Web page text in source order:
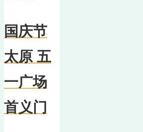
国庆节
太原 五
一广场
首义门